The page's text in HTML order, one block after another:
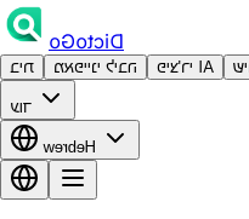
DictoGo
בית מאפייני ליבה פיצ'רי AI
עוד
Hebrew